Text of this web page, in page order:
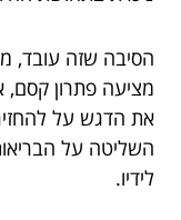
הסיבה שזה עובד,
מציעה פתרון
את הדגש על
השליטה על
לידיו.